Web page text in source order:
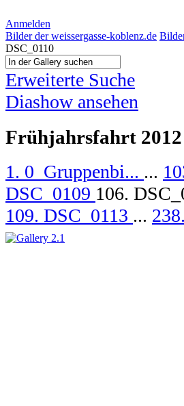
Anmelden
Bilder der weissergasse-koblenz.de
DSC_0110
Erweiterte Suche
Diashow ansehen
Frühjahrsfahrt
1. 0_Gruppenbi... ...
DSC_0109 106.
109. DSC_0113 ...